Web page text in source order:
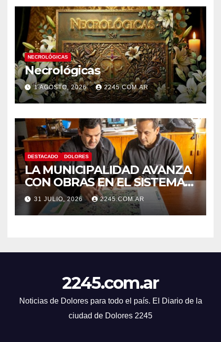
NECROLÓGICAS
Necrológicas
1 AGOSTO, 2026 2245.COM.AR
DESTACADO DOLORES
LA MUNICIPALIDAD AVANZA
CON OBRAS EN EL SISTEMA
HÍDRICO DE DOLORES
31 JULIO, 2026 2245.COM.AR
2245.com.ar
Noticias de Dolores para todo el país. El Diario de la
ciudad de Dolores 2245